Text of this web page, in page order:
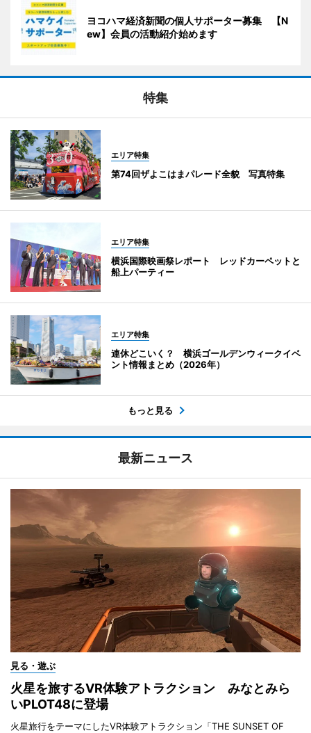
ヨコハマ経済新聞の個人サポーター募集 【N
ew】会員の活動紹介始めます
特集
エリア特集
第74回ザよこはまパレード全貌 写真特集
エリア特集
横浜国際映画祭レポート レッドカーペットと
船上パーティー
エリア特集
連休どこいく？ 横浜ゴールデンウィークイベ
ント情報まとめ（2026年）
もっと見る
最新ニュース
見る・遊ぶ
火星を旅するVR体験アトラクション みなとみら
いPLOT48に登場
火星旅行をテーマにしたVR体験アトラクション「THE SUNSET OF